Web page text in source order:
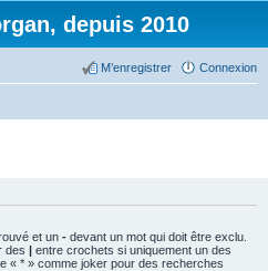
depuis 2010
Connexion
M’enregistrer
et un - devant un mot qui doit être exclu.
des | entre crochets si uniquement un des
« * » comme joker pour des recherches